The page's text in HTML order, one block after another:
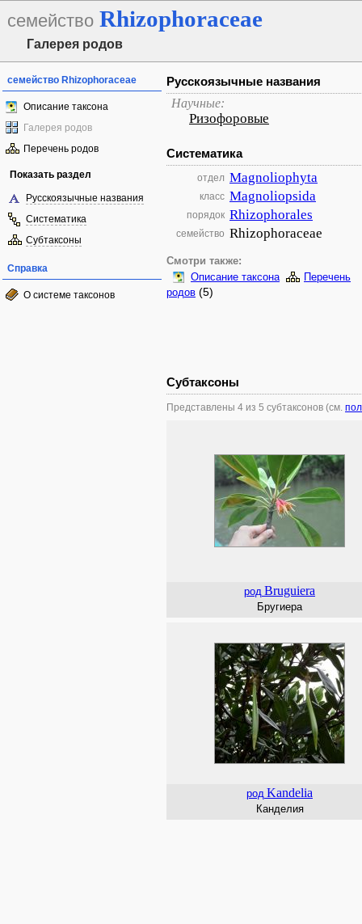
семейство Rhizophoraceae
Галерея родов
семейство Rhizophoraceae
Описание таксона
Галерея родов
Перечень родов
Показать раздел
Русскоязычные названия
Систематика
Субтаксоны
Справка
О системе таксонов
Русскоязычные названия
Научные:
Ризофоровые
Систематика
отдел Magnoliophyta
класс Magnoliopsida
порядок Rhizophorales
семейство Rhizophoraceae
Смотри также:
Описание таксона
Перечень
родов (5)
Субтаксоны
Представлены 4 из 5 субтаксонов (см.
род Bruguiera
Бругиера
род Kandelia
Канделия